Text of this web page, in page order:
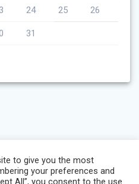
24 25 26
31
to give you the most
your preferences and
All”, you consent to the use